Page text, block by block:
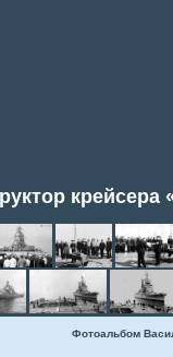
Фотоальбом